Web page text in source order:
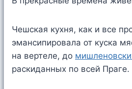
Чешская кухня, как и все
эмансипировала от куска
на вертеле, до
раскиданных по всей Праге.